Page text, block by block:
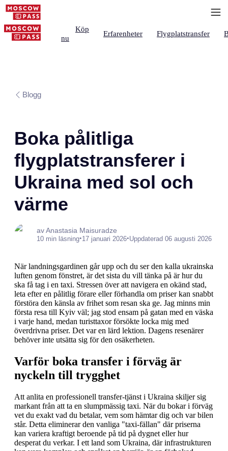
Köp
nu
Erfarenheter Flygplatstransfer
Blogg
Boka pålitliga
flygplatstransferer i
Ukraina med sol och
värme
av Anastasia Maisuradze
10 min läsning•17 januari 2026•Uppdaterad 06 augusti 2026
När landningsgardinen går upp och du ser den kalla ukrainska
luften genom fönstret, är det sista du vill tänka på är hur du
ska få tag i en taxi. Stressen över att navigera en okänd stad,
leta efter en pålitlig förare eller förhandla om priser kan snabbt
förstöra den känsla av frihet som resan ska ge. Jag minns min
första resa till Kyiv väl; jag stod ensam på gatan med en väska
i varje hand, medan turisttaxor försökte locka mig med
överdrivna priser. Det var en lärd lektion. Dagens resenärer
behöver inte utsätta sig för den osäkerheten.
Varför boka transfer i förväg är
nyckeln till trygghet
Att anlita en professionell transfer-tjänst i Ukraina skiljer sig
markant från att ta en slumpmässig taxi. När du bokar i förväg
vet du exakt vad du betalar, vem som hämtar dig och var bilen
står. Detta eliminerar den vanliga "taxi-fällan" där priserna
kan variera kraftigt beroende på tid på dygnet eller hur
desperat du verkar. I ett land som Ukraina, där infrastrukturen